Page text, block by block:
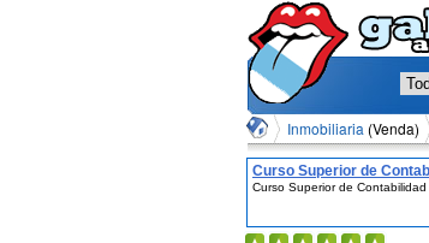
Inmobiliaria (Venda)
Curso Superior de
Financiera
Curso Superior de Contabilidad